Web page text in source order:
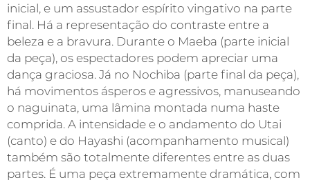
inicial, e um assustador espírito vingativo na parte
final. Há a representação do contraste entre a
beleza e a bravura. Durante o Maeba (parte inicial
da peça), os espectadores podem apreciar uma
dança graciosa. Já no Nochiba (parte final da peça),
há movimentos ásperos e agressivos, manuseando
o naguinata, uma lâmina montada numa haste
comprida. A intensidade e o andamento do Utai
(canto) e do Hayashi (acompanhamento musical)
também são totalmente diferentes entre as duas
partes. É uma peça extremamente dramática, com